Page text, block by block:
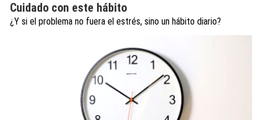
Cuidado con este hábito
¿Y si el problema no fuera el estrés, sino un hábito diario?